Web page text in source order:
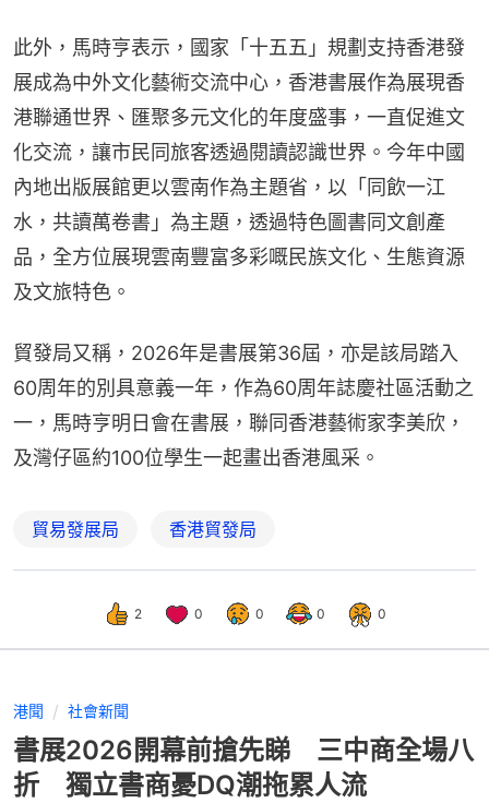
此外，馬時亨表示，國家「十五五」規劃支持香港發
展成為中外文化藝術交流中心，香港書展作為展現香
港聯通世界、匯聚多元文化的年度盛事，一直促進文
化交流，讓市民同旅客透過閱讀認識世界。今年中國
內地出版展館更以雲南作為主題省，以「同飲一江
水，共讀萬卷書」為主題，透過特色圖書同文創產
品，全方位展現雲南豐富多彩嘅民族文化、生態資源
及文旅特色。
貿發局又稱，2026年是書展第36屆，亦是該局踏入
60周年的別具意義一年，作為60周年誌慶社區活動之
一，馬時亨明日會在書展，聯同香港藝術家李美欣，
及灣仔區約100位學生一起畫出香港風采。
貿易發展局 香港貿發局
2 0 0 0 0
港聞 社會新聞
書展2026開幕前搶先睇 三中商全場八
折 獨立書商憂DQ潮拖累人流